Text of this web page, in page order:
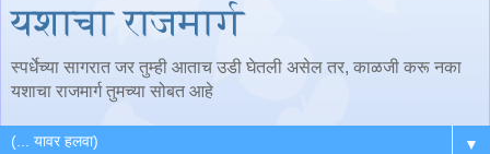
यशाचा राजमार्ग
स्पर्धेच्या सागरात जर तुम्ही आताच उडी घेतली असेल तर, काळजी करू नका
यशाचा राजमार्ग तुमच्या सोबत आहे
▼